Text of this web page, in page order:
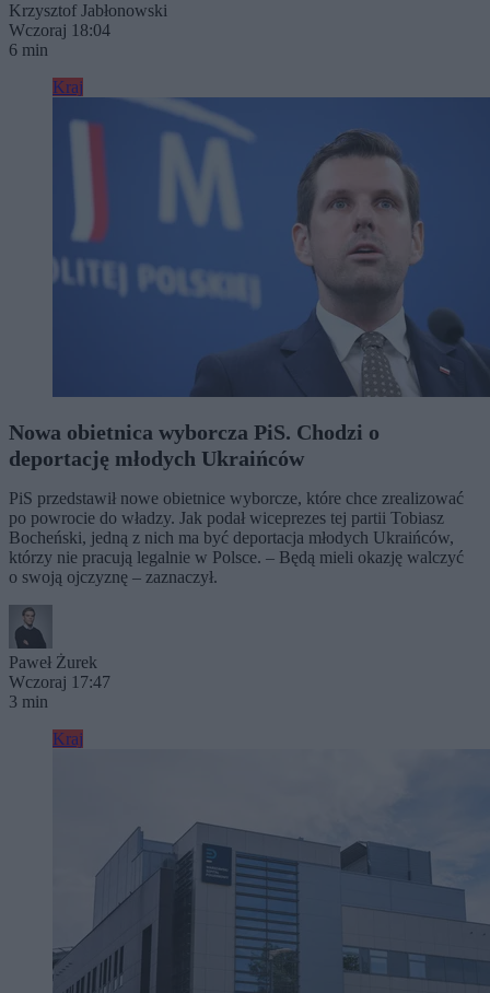
Krzysztof Jabłonowski
Wczoraj 18:04
6 min
Kraj
Nowa obietnica wyborcza PiS. Chodzi o
deportację młodych Ukraińców
PiS przedstawił nowe obietnice wyborcze, które chce zrealizować
po powrocie do władzy. Jak podał wiceprezes tej partii Tobiasz
Bocheński, jedną z nich ma być deportacja młodych Ukraińców,
którzy nie pracują legalnie w Polsce. – Będą mieli okazję walczyć
o swoją ojczyznę – zaznaczył.
Paweł Żurek
Wczoraj 17:47
3 min
Kraj